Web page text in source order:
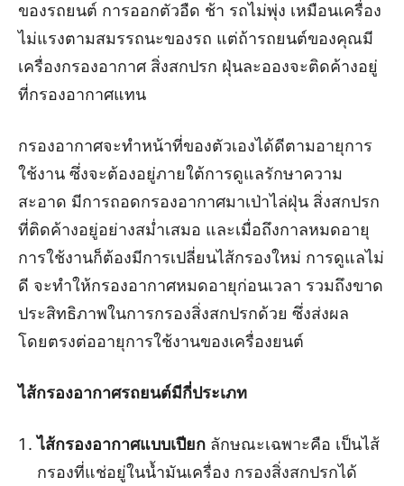
ของรถยนต์ การออกตัวอืด ช้า รถไม่พุ่ง เหมือนเครื่อง
ไม่แรงตามสมรรถนะของรถ แต่ถ้ารถยนต์ของคุณมี
เครื่องกรองอากาศ สิ่งสกปรก ฝุ่นละอองจะติดค้างอยู่
ที่กรองอากาศแทน
กรองอากาศจะทำหน้าที่ของตัวเองได้ดีตามอายุการ
ใช้งาน ซึ่งจะต้องอยู่ภายใต้การดูแลรักษาความ
สะอาด มีการถอดกรองอากาศมาเป่าไล่ฝุ่น สิ่งสกปรก
ที่ติดค้างอยู่อย่างสม่ำเสมอ และเมื่อถึงกาลหมดอายุ
การใช้งานก็ต้องมีการเปลี่ยนไส้กรองใหม่ การดูแลไม่
ดี จะทำให้กรองอากาศหมดอายุก่อนเวลา รวมถึงขาด
ประสิทธิภาพในการกรองสิ่งสกปรกด้วย ซึ่งส่งผล
โดยตรงต่ออายุการใช้งานของเครื่องยนต์
ไส้กรองอากาศรถยนต์มีกี่ประเภท
ไส้กรองอากาศแบบเปียก ลักษณะเฉพาะคือ เป็นไส้
กรองที่แช่อยู่ในน้ำมันเครื่อง กรองสิ่งสกปรกได้